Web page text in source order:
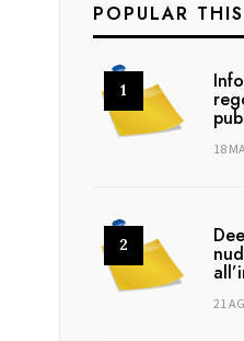
POPULAR
18
21